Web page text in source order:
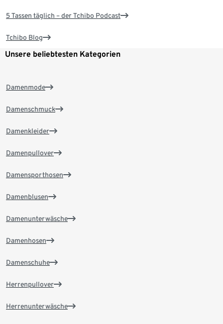
5 Tassen täglich – der Tchibo Podcast
Tchibo Blog
Unsere beliebtesten Kategorien
Damenmode
Damenschmuck
Damenkleider
Damenpullover
Damensporthosen
Damenblusen
Damenunterwäsche
Damenhosen
Damenschuhe
Herrenpullover
Herrenunterwäsche